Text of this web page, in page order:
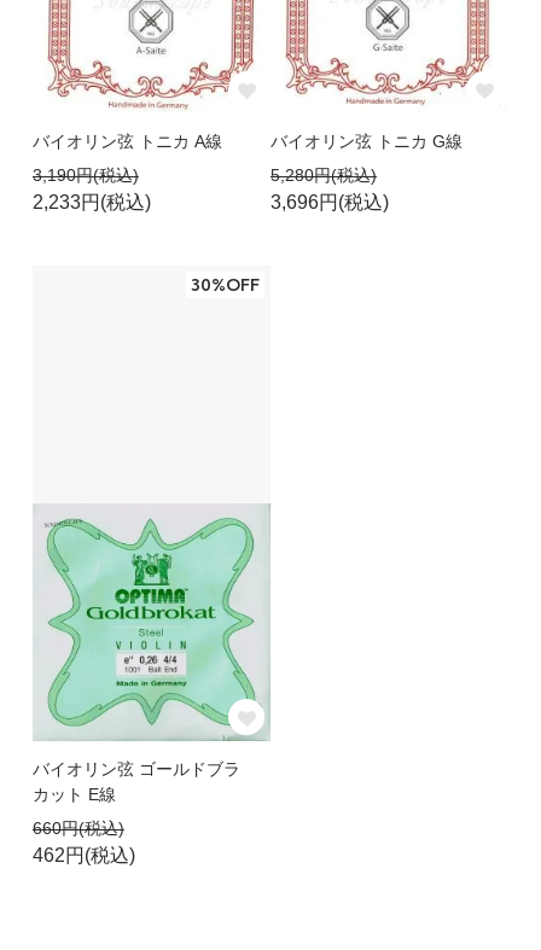
バイオリン弦 トニカ A線
3,190円(税込)
2,233円(税込)
バイオリン弦 トニカ G線
5,280円(税込)
3,696円(税込)
30%OFF
バイオリン弦 ゴールドブラ
カット E線
660円(税込)
462円(税込)